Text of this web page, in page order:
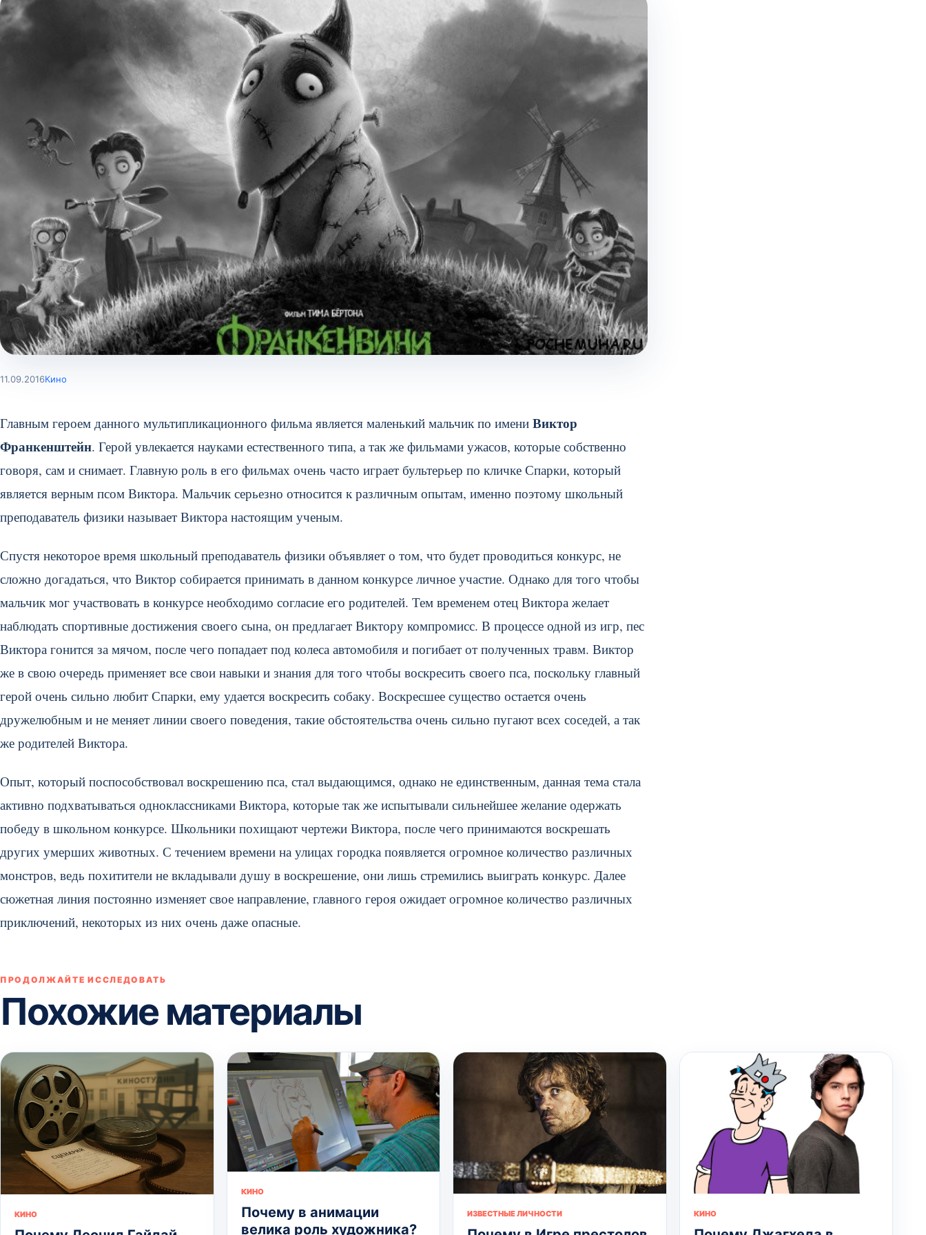
11.09.2016Кино
Главным героем данного мультипликационного фильма является маленький мальчик по имени Виктор
Франкенштейн. Герой увлекается науками естественного типа, а так же фильмами ужасов, которые собственно
говоря, сам и снимает. Главную роль в его фильмах очень часто играет бультерьер по кличке Спарки, который
является верным псом Виктора. Мальчик серьезно относится к различным опытам, именно поэтому школьный
преподаватель физики называет Виктора настоящим ученым.
Спустя некоторое время школьный преподаватель физики объявляет о том, что будет проводиться конкурс, не
сложно догадаться, что Виктор собирается принимать в данном конкурсе личное участие. Однако для того чтобы
мальчик мог участвовать в конкурсе необходимо согласие его родителей. Тем временем отец Виктора желает
наблюдать спортивные достижения своего сына, он предлагает Виктору компромисс. В процессе одной из игр, пес
Виктора гонится за мячом, после чего попадает под колеса автомобиля и погибает от полученных травм. Виктор
же в свою очередь применяет все свои навыки и знания для того чтобы воскресить своего пса, поскольку главный
герой очень сильно любит Спарки, ему удается воскресить собаку. Воскресшее существо остается очень
дружелюбным и не меняет линии своего поведения, такие обстоятельства очень сильно пугают всех соседей, а так
же родителей Виктора.
Опыт, который поспособствовал воскрешению пса, стал выдающимся, однако не единственным, данная тема стала
активно подхватываться одноклассниками Виктора, которые так же испытывали сильнейшее желание одержать
победу в школьном конкурсе. Школьники похищают чертежи Виктора, после чего принимаются воскрешать
других умерших животных. С течением времени на улицах городка появляется огромное количество различных
монстров, ведь похитители не вкладывали душу в воскрешение, они лишь стремились выиграть конкурс. Далее
сюжетная линия постоянно изменяет свое направление, главного героя ожидает огромное количество различных
приключений, некоторых из них очень даже опасные.
ПРОДОЛЖАЙТЕ ИССЛЕДОВАТЬ
Похожие материалы
КИНО
КИНО
Почему в анимации
велика роль художника?
ИЗВЕСТНЫЕ ЛИЧНОСТИ КИНО